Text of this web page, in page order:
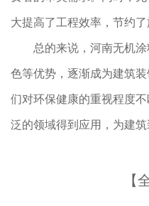
大提高了工程效率，节约了
总的来说，河南无机
色等优势，逐渐成为建筑
们对环保健康的重视程度
泛的领域得到应用，为建
【